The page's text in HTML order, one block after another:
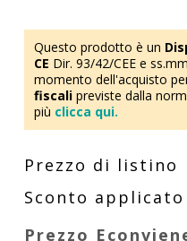
Questo prodotto è un
CE Dir. 93/42/CEE e
momento dell'acquisto
fiscalipreviste dalla
più clicca qui.